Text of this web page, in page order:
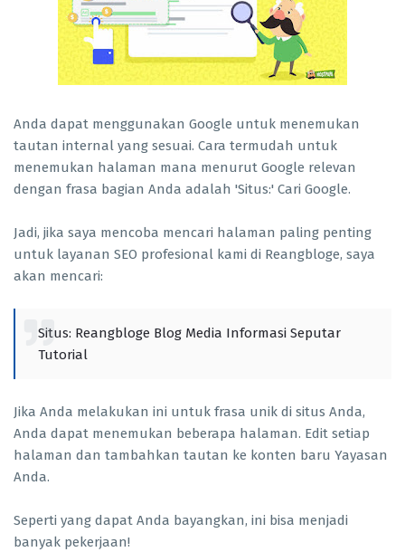
Anda dapat menggunakan Google untuk menemukan
tautan internal yang sesuai. Cara termudah untuk
menemukan halaman mana menurut Google relevan
dengan frasa bagian Anda adalah 'Situs:' Cari Google.
Jadi, jika saya mencoba mencari halaman paling penting
untuk layanan SEO profesional kami di Reangbloge, saya
akan mencari:
Situs: Reangbloge Blog Media Informasi Seputar
Tutorial
Jika Anda melakukan ini untuk frasa unik di situs Anda,
Anda dapat menemukan beberapa halaman. Edit setiap
halaman dan tambahkan tautan ke konten baru Yayasan
Anda.
Seperti yang dapat Anda bayangkan, ini bisa menjadi
banyak pekerjaan!